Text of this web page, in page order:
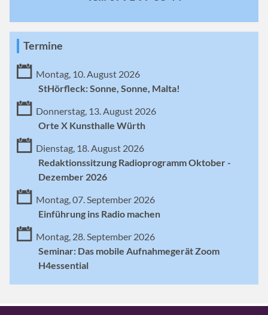
Termine
Montag, 10. August 2026
StHörfleck: Sonne, Sonne, Malta!
Donnerstag, 13. August 2026
Orte X Kunsthalle Würth
Dienstag, 18. August 2026
Redaktionssitzung Radioprogramm Oktober -
Dezember 2026
Montag, 07. September 2026
Einführung ins Radio machen
Montag, 28. September 2026
Seminar: Das mobile Aufnahmegerät Zoom
H4essential